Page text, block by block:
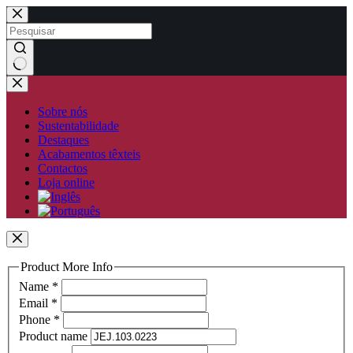
Pular
para
o
conteúdo
Sem
resultados
Sobre nós
Sustentabilidade
Destaques
Acabamentos têxteis
Contactos
Loja online
Product More Info
Name *
Email *
Phone *
Product name